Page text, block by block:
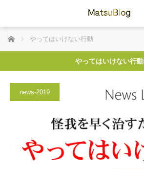
ホーム やってはいけない行動
やってはいけない行動
news-2019